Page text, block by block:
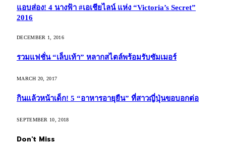
แอบส่อง! 4 นางฟ้า #เอเชียไลน์ แห่ง “Victoria’s Secret”
2016
DECEMBER 1, 2016
รวมแฟชั่น “เล็บเท้า” หลากสไตล์พร้อมรับซัมเมอร์
MARCH 20, 2017
กินแล้วหน้าเด็ก! 5 “อาหารอายุยืน” ที่สาวญี่ปุ่นขอบอกต่อ
SEPTEMBER 10, 2018
Don't Miss